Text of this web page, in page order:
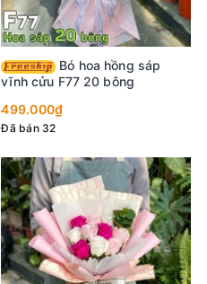
vĩnh cửu F77 20 bông
499.000₫
Đã bán 32